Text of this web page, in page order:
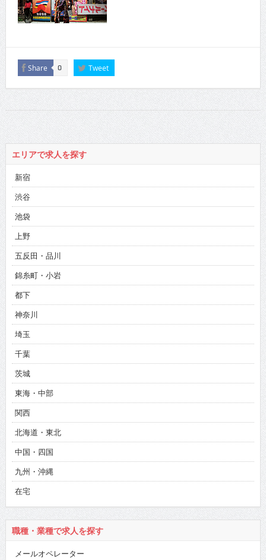
Share 0 Tweet
エリアで求人を探す
新宿
渋谷
池袋
上野
五反田・品川
錦糸町・小岩
都下
神奈川
埼玉
千葉
茨城
東海・中部
関西
北海道・東北
中国・四国
九州・沖縄
在宅
職種・業種で求人を探す
メールオペレーター